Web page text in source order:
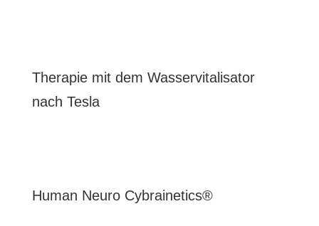
Therapie mit dem Wasservitalisator
nach Tesla
Human Neuro Cybrainetics®